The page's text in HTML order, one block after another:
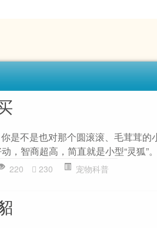
是不是也对那个圆滚滚、毛茸茸的
，智商超高，简直就是小型“灵狐”
220 230 宠物科普